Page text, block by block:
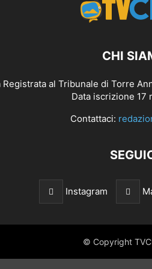
CHI
Registrata al Tribunale di Torre
Data iscrizione 17
Contattaci:
Instagram
© Copyright